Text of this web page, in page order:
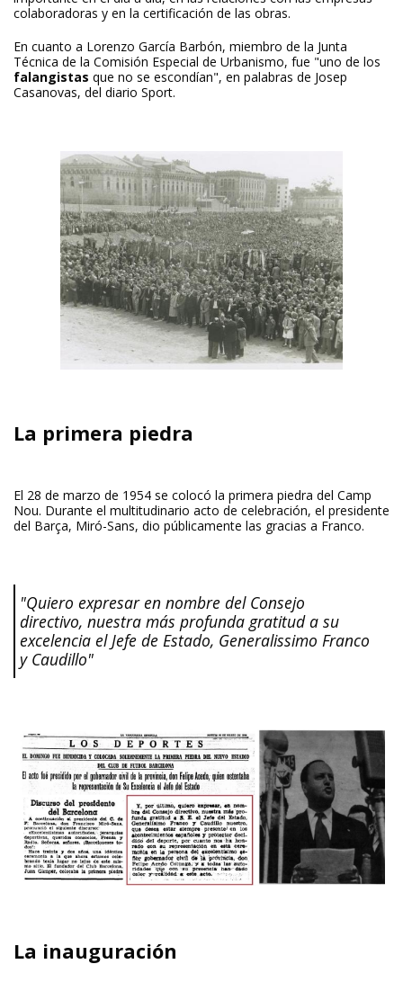
colaboradoras y en la certificación de las obras.
En cuanto a Lorenzo García Barbón, miembro de la Junta
Técnica de la Comisión Especial de Urbanismo, fue "uno de los
falangistas que no se escondían", en palabras de Josep
Casanovas, del diario Sport.
La primera piedra
El 28 de marzo de 1954 se colocó la primera piedra del Camp
Nou. Durante el multitudinario acto de celebración, el presidente
del Barça, Miró-Sans, dio públicamente las gracias a Franco.
"Quiero expresar en nombre del Consejo
directivo, nuestra más profunda gratitud a su
excelencia el Jefe de Estado, Generalissimo Franco
y Caudillo"
La inauguración